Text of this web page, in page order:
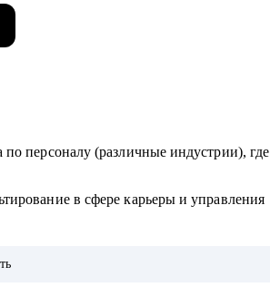
персоналу (различные индустрии), где
в сфере карьеры и управления